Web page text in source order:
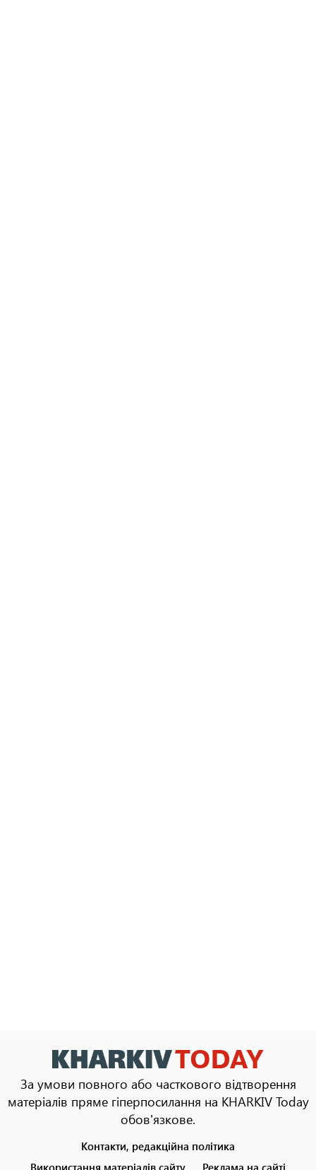
За умови повного або часткового відтворення
матеріалів пряме гіперпосилання на KHARKIV Today
обов'язкове.
Контакти, редакційна політика
Використання матеріалів сайту
Реклама на сайті